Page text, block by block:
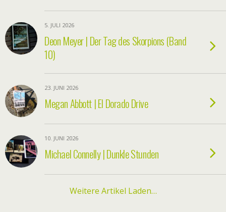
5. JULI 2026
Deon Meyer | Der Tag des Skorpions (Band
10)
23. JUNI 2026
Megan Abbott | El Dorado Drive
10. JUNI 2026
Michael Connelly | Dunkle Stunden
Weitere Artikel Laden…